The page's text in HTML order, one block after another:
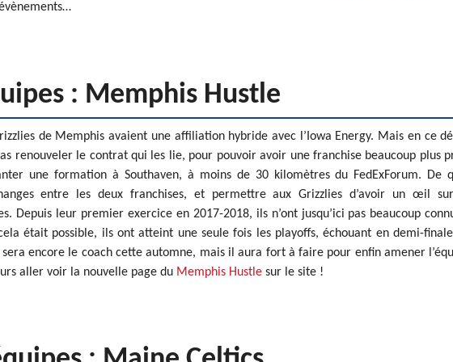
: Memphis Hustle
de Memphis avaient une affiliation hybride avec l’Iowa Energy. Mais en ce
renouveler le contrat qui les lie, pour pouvoir avoir une franchise beaucoup plus
une formation à Southaven, à moins de 30 kilomètres du FedExForum. De
entre les deux franchises, et permettre aux Grizzlies d’avoir un œil
Depuis leur premier exercice en 2017-2018, ils n’ont jusqu’ici pas beaucoup
était possible, ils ont atteint une seule fois les playoffs, échouant en demi-
sera encore le coach cette automne, mais il aura fort à faire pour enfin amener
aller voir la nouvelle page du Memphis Hustle sur le site !